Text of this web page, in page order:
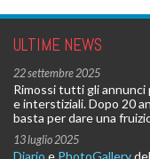
ULTIME NEWS
22 settembre 2025
Rimossi tutti gli annunci
e interstiziali. Dopo 20
basta per dare una
13 luglio 2025
Diario e PhotoGallery